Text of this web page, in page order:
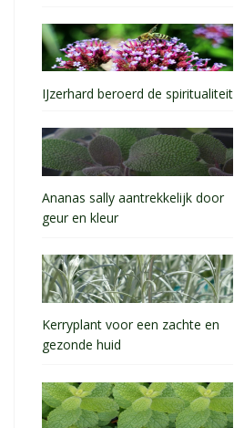
IJzerhard beroerd de spiritualiteit
Ananas sally aantrekkelijk door
geur en kleur
Kerryplant voor een zachte en
gezonde huid